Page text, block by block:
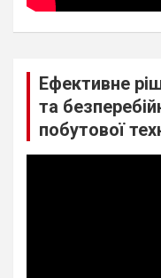
Ефективне
та
побутової